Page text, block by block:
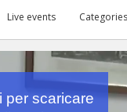
Live events